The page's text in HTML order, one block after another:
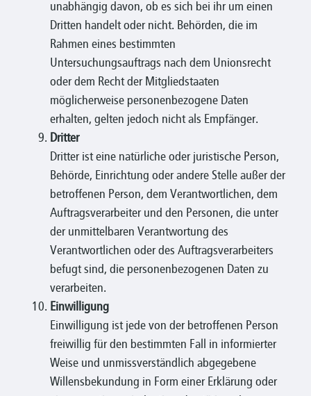
unabhängig davon, ob es sich bei ihr um einen
Dritten handelt oder nicht. Behörden, die im
Rahmen eines bestimmten
Untersuchungsauftrags nach dem Unionsrecht
oder dem Recht der Mitgliedstaaten
möglicherweise personenbezogene Daten
erhalten, gelten jedoch nicht als Empfänger.
Dritter
Dritter ist eine natürliche oder juristische Person,
Behörde, Einrichtung oder andere Stelle außer der
betroffenen Person, dem Verantwortlichen, dem
Auftragsverarbeiter und den Personen, die unter
der unmittelbaren Verantwortung des
Verantwortlichen oder des Auftragsverarbeiters
befugt sind, die personenbezogenen Daten zu
verarbeiten.
Einwilligung
Einwilligung ist jede von der betroffenen Person
freiwillig für den bestimmten Fall in informierter
Weise und unmissverständlich abgegebene
Willensbekundung in Form einer Erklärung oder